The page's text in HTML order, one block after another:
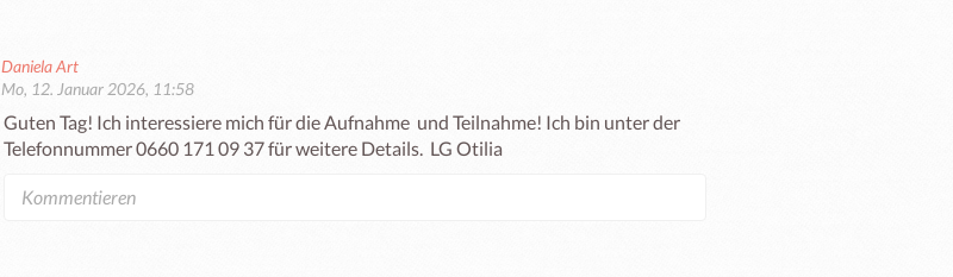
Daniela Art
Mo, 12. Januar 2026, 11:58
Guten Tag! Ich interessiere mich für die Aufnahme  und Teilnahme! Ich bin unter der
Telefonnummer 0660 171 09 37 für weitere Details.  LG Otilia